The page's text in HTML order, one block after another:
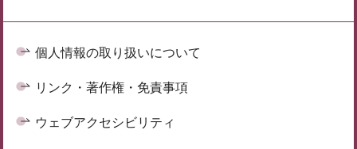
個人情報の取り扱いについて
リンク・著作権・免責事項
ウェブアクセシビリティ